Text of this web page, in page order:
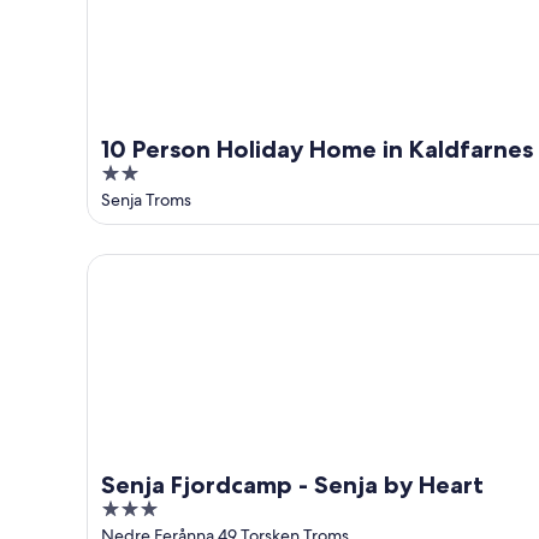
-
16
ago
10 Person Holiday Home in Kaldfarnes
2
out
of
5
Senja Troms
Senja Fjordcamp - Senja by Heart
3
Senja Fjordcamp - Senja by Heart